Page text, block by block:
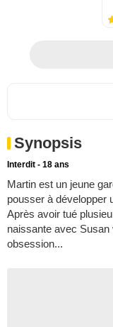
Synopsis
Interdit - 18 ans
Martin est un jeune
pousser à développer
Après avoir tué
naissante avec
obsession...